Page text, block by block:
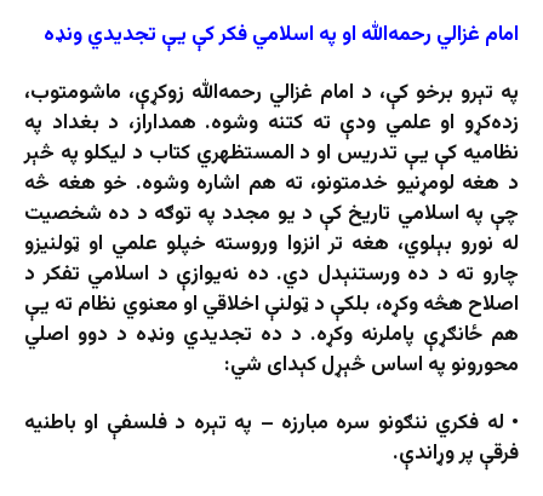
امام غزالي رحمه‌الله او په اسلامي فکر کې یې تجدیدي ونډه
په تېرو برخو کې، د امام غزالي رحمه‌الله زوکړې، ماشومتوب،
زده‌کړو او علمي ودې ته کتنه وشوه. همداراز، د بغداد په
نظاميه کې یې تدریس او د المستظهري کتاب د لیکلو په څېر
د هغه لومړنیو خدمتونو، ته هم اشاره وشوه. خو هغه څه
چې په اسلامي تاریخ کې د یو مجدد په توګه د ده شخصیت
له نورو بېلوي، هغه تر انزوا وروسته خپلو علمي او ټولنیزو
چارو ته د ده ورستنېدل دي. ده نه‌یوازې د اسلامي تفکر د
اصلاح هڅه وکړه، بلکې د ټولنې اخلاقي او معنوي نظام ته یې
هم ځانګړې پاملرنه وکړه. د ده تجدیدي ونډه د دوو اصلي
محورونو په اساس څېړل کېدای شي:
• له فکري ننګونو سره مبارزه – په تېره د فلسفې او باطنیه
فرقې پر وړاندې.